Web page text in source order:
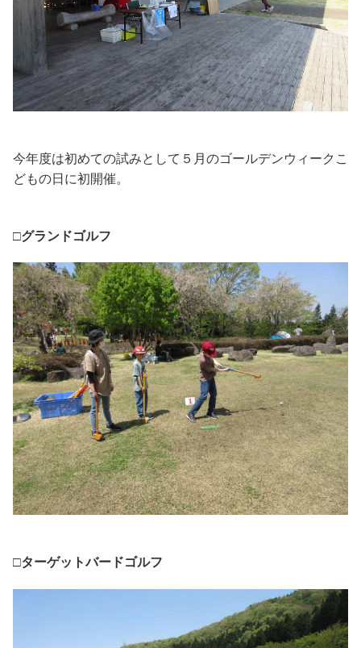
今年度は初めての試みとして５月のゴールデンウィークこ
どもの日に初開催。
□グランドゴルフ
□ターゲットバードゴルフ